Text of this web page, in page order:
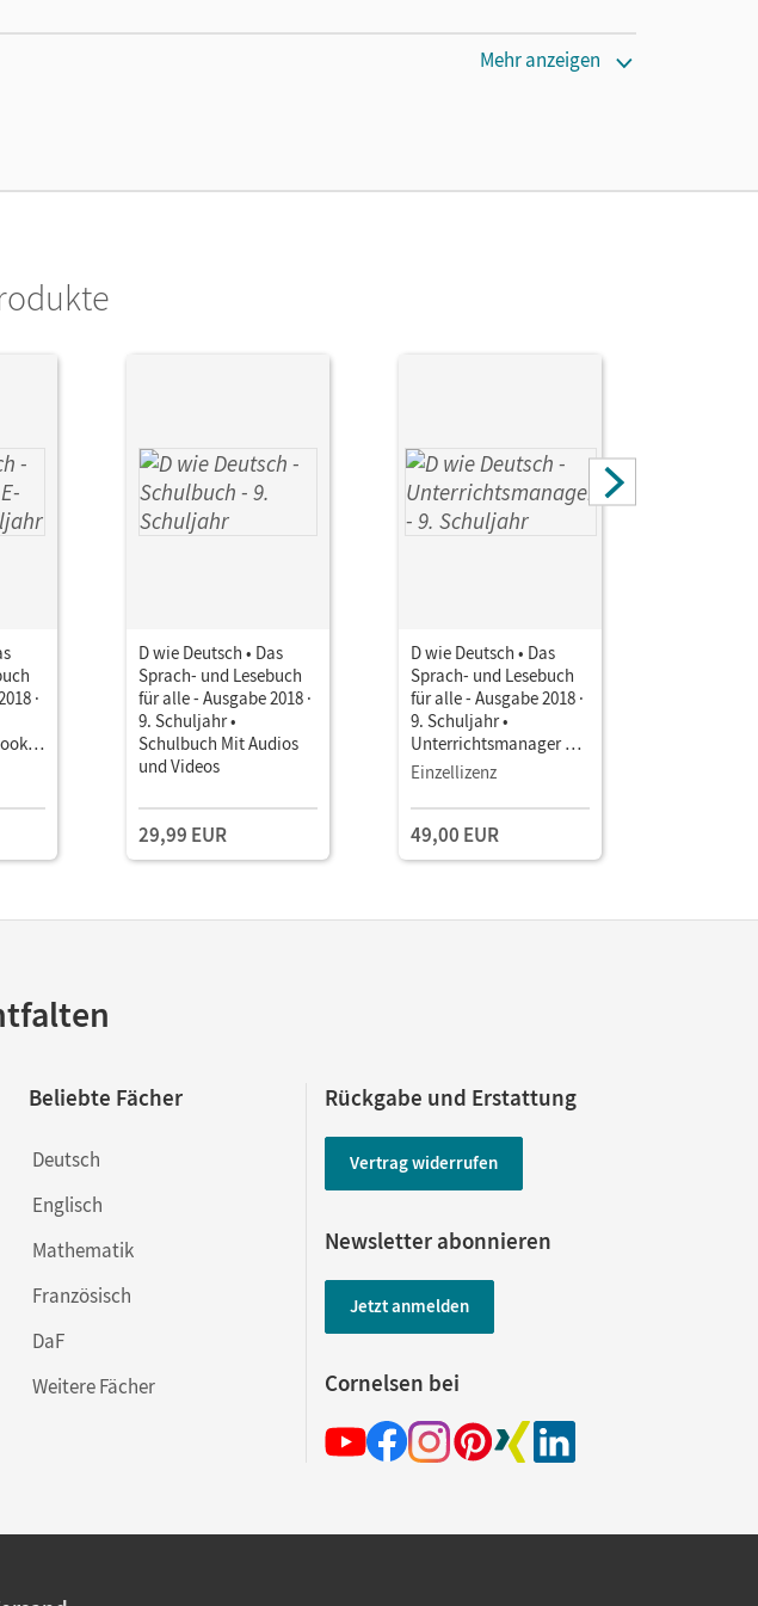
Mehr anzeigen
·
D wie Deutsch • Das
Sprach- und Lesebuch
für alle - Ausgabe 2018 ·
9. Schuljahr •
Schulbuch Mit Audios
und Videos
29,99 EUR
D wie Deutsch • Das
Sprach- und Lesebuch
für alle - Ausgabe 2018 ·
9. Schuljahr •
Unterrichtsmanager E-
Book mit
und Planungstools
Einzellizenz
49,00 EUR
Beliebte Fächer
Deutsch
Englisch
Mathematik
Französisch
DaF
Weitere Fächer
Rückgabe und Erstattung
Vertrag widerrufen
Newsletter abonnieren
Jetzt anmelden
Cornelsen bei